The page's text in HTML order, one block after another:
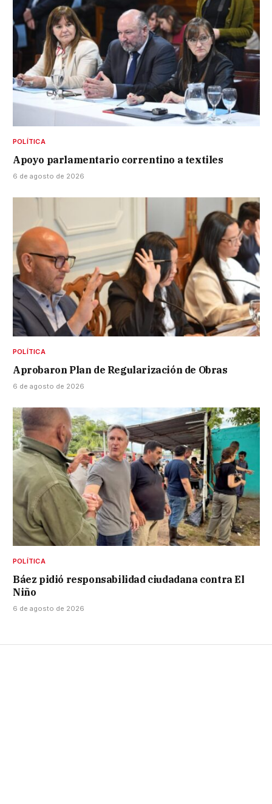
POLÍTICA
Apoyo parlamentario correntino a textiles
6 de agosto de 2026
POLÍTICA
Aprobaron Plan de Regularización de Obras
6 de agosto de 2026
POLÍTICA
Báez pidió responsabilidad ciudadana contra El
Niño
6 de agosto de 2026